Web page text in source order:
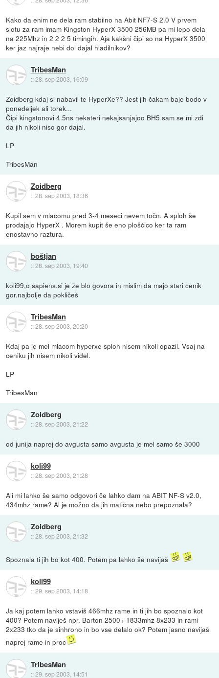
Kako da enim ne dela ram stabilno na Abit NF7-S 2.0 V prvem
slotu za ram imam Kingston HyperX 3500 256MB pa mi lepo dela
na 225Mhz in 2 2 2 5 timingih. Aja kakšni čipi so na HyperX 3500
ker jaz najraje nebi dol dajal hladilnikov?
TribesMan
::28. sep 2003, 16:09
Zoidberg kdaj si nabavil te HyperXe?? Jest jih čakam baje bodo v
ponedeljek ali torek...
Čipi kingstonovi 4.5ns nekateri nekajsanjajoo BH5 sam se mi zdi
da jih nikoli niso gor dajal.
LP
TribesMan
Zoidberg
::28. sep 2003, 18:36
Kupil sem v mlacomu pred 3-4 meseci nevem točn. A sploh še
prodajajo HyperX . Morem kupit še eno ploščico ker ta ram
enostavno raztura.
boštjan
::28. sep 2003, 19:40
koli99,o sapiens.si je že blo govora in mislim da majo stari cenik
gor.najbolje da pokličeš
TribesMan
::28. sep 2003, 20:20
Kdaj pa je mel mlacom hyperxe sploh nisem nikoli opazil. Vsaj na
ceniku jih nisem nikoli videl.
LP
TribesMan
Zoidberg
::28. sep 2003, 21:22
od junija naprej do avgusta samo avgusta je mel samo še 3000
koli99
::28. sep 2003, 21:28
Ali mi lahko še samo odgovori če lahko dam na ABIT NF-S v2.0,
434mhz rame? Al je možno da jih matična nebo prepoznala?
Zoidberg
::28. sep 2003, 21:32
Spoznala ti jih bo kot 400. Potem pa lahko še navijaš
koli99
::29. sep 2003, 14:18
Ja kaj potem lahko vstaviš 466mhz rame in ti jih bo spoznalo kot
400? Potem naviješ npr. Barton 2500+ 1833mhz 8x233 in rami
2x233 tko da je sinhrono in bo vse delalo ok? Potem jasno navijaš
naprej rame in proc
TribesMan
::29. sep 2003, 14:51